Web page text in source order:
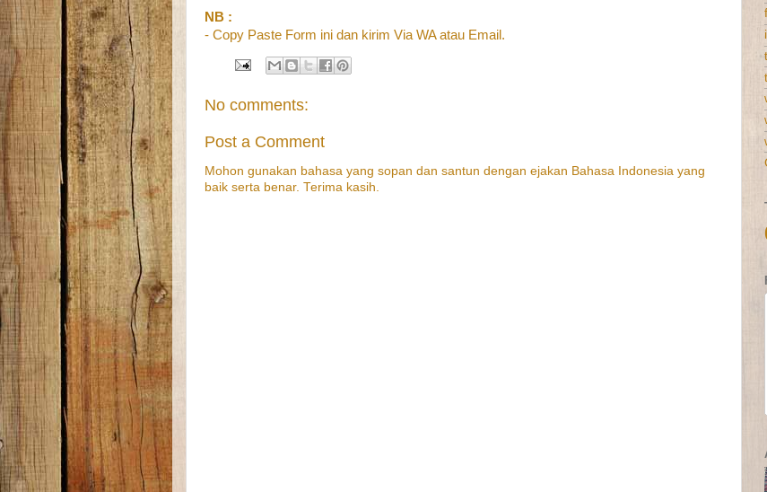
NB :
- Copy Paste Form ini dan kirim Via WAatau Email .
No comments:
Post a Comment
Mohon gunakan bahasa yang sopan dan santun dengan ejakan Bahasa Indonesia yang
baik serta benar. Terima kasih.